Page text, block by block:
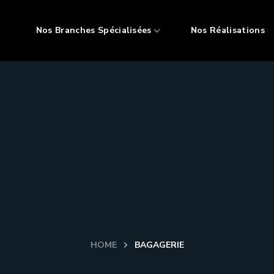
Nos Branches Spécialisées Nos Réalisations
HOME BAGAGERIE